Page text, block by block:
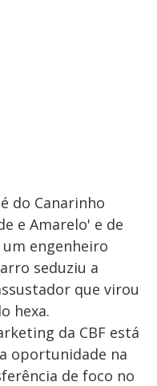
do Canarinho
e Amarelo' e de
engenheiro
seduziu a
que virou
hexa.
da CBF está
oportunidade na
de foco no